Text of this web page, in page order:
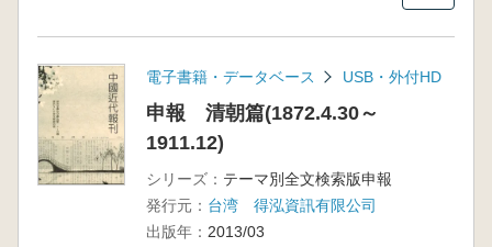
電子書籍・データベース USB・外付HD
申報 清朝篇(1872.4.30～
1911.12)
シリーズ： テーマ別全文検索版申報
発行元： 台湾 得泓資訊有限公司
出版年： 2013/03